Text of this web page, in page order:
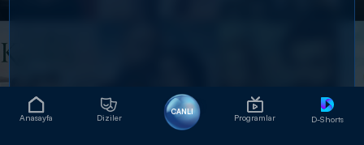
Anasayfa Diziler
CANLI
Programlar D-Shorts